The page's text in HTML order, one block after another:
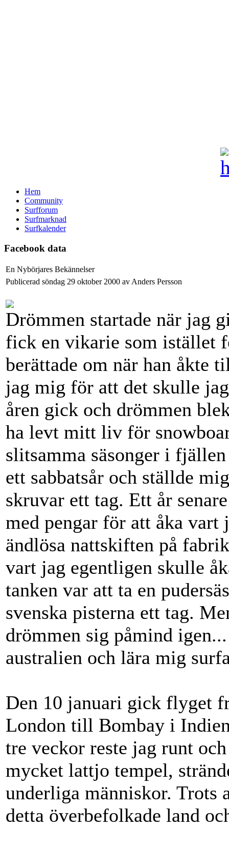
Hem
Community
Surfforum
Surfmarknad
Surfkalender
Facebook data
En Nybörjares Bekännelser
Publicerad söndag 29 oktober 2000 av Anders Persson
Drömmen startade när jag
fick en vikarie som istället
berättade om när han åkte
jag mig för att det skulle
åren gick och drömmen
ha levt mitt liv för
slitsamma säsonger i
ett sabbatsår och ställde
skruvar ett tag. Ett år
med pengar för att åka
ändlösa nattskiften på
vart jag egentligen skulle
tanken var att ta en
svenska pisterna ett tag.
drömmen sig påmind
australien och lära mig
Den 10 januari gick flyget
London till Bombay i
tre veckor reste jag runt
mycket lattjo tempel,
underliga människor. Trots
detta överbefolkade land